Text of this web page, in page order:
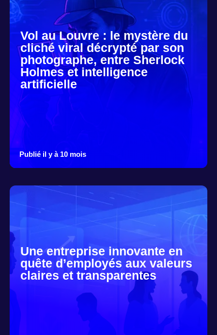
Vol au Louvre : le mystère du
cliché viral décrypté par son
photographe, entre Sherlock
Holmes et intelligence
artificielle
Publié il y à 10 mois
Une entreprise innovante en
quête d’employés aux valeurs
claires et transparentes